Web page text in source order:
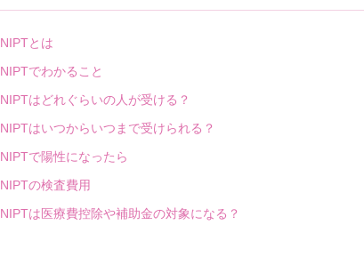
NIPTとは
NIPTでわかること
NIPTはどれぐらいの人が受ける？
NIPTはいつからいつまで受けられる？
NIPTで陽性になったら
NIPTの検査費用
NIPTは医療費控除や補助金の対象になる？